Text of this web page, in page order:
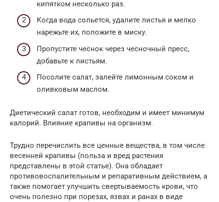
кипятком несколько раз.
Когда вода сольется, удалите листья и мелко
нарежьте их, положите в миску.
Пропустите чеснок через чесночный пресс,
добавьте к листьям.
Посолите салат, залейте лимонным соком и
оливковым маслом.
Диетический салат готов, необходим и имеет минимум
калорий. Влияние крапивы на организм.
Трудно перечислить все ценные вещества, в том числе
весенней крапивы (польза и вред растения
представлены в этой статье). Она обладает
противовоспалительным и репаративным действием, а
также помогает улучшить свертываемость крови, что
очень полезно при порезах, язвах и ранах в виде